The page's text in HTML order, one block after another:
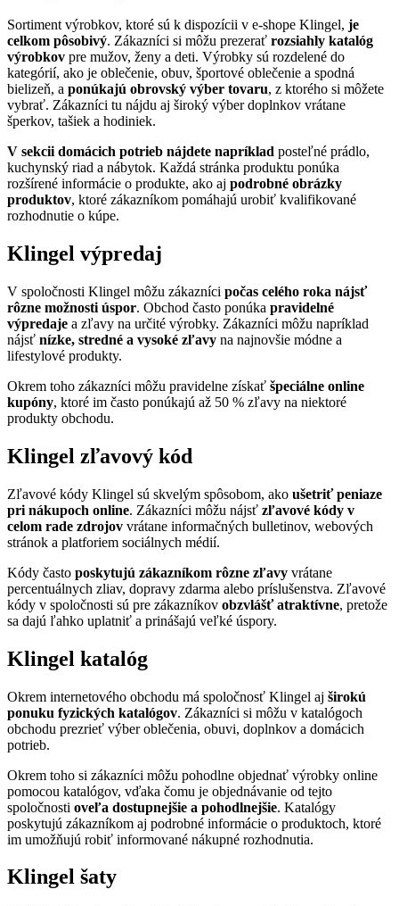
Sortiment výrobkov, ktoré sú k dispozícii v e-shope Klingel, je
celkom pôsobivý. Zákazníci si môžu prezerať rozsiahly katalóg
výrobkov pre mužov, ženy a deti. Výrobky sú rozdelené do
kategórií, ako je oblečenie, obuv, športové oblečenie a spodná
bielizeň, a ponúkajú obrovský výber tovaru, z ktorého si môžete
vybrať. Zákazníci tu nájdu aj široký výber doplnkov vrátane
šperkov, tašiek a hodiniek.
V sekcii domácich potrieb nájdete napríklad posteľné prádlo,
kuchynský riad a nábytok. Každá stránka produktu ponúka
rozšírené informácie o produkte, ako aj podrobné obrázky
produktov, ktoré zákazníkom pomáhajú urobiť kvalifikované
rozhodnutie o kúpe.
Klingel výpredaj
V spoločnosti Klingel môžu zákazníci počas celého roka nájsť
rôzne možnosti úspor. Obchod často ponúka pravidelné
výpredaje a zľavy na určité výrobky. Zákazníci môžu napríklad
nájsť nízke, stredné a vysoké zľavy na najnovšie módne a
lifestylové produkty.
Okrem toho zákazníci môžu pravidelne získať špeciálne online
kupóny, ktoré im často ponúkajú až 50 % zľavy na niektoré
produkty obchodu.
Klingel zľavový kód
Zľavové kódy Klingel sú skvelým spôsobom, ako ušetriť peniaze
pri nákupoch online. Zákazníci môžu nájsť zľavové kódy v
celom rade zdrojov vrátane informačných bulletinov, webových
stránok a platforiem sociálnych médií.
Kódy často poskytujú zákazníkom rôzne zľavy vrátane
percentuálnych zliav, dopravy zdarma alebo príslušenstva. Zľavové
kódy v spoločnosti sú pre zákazníkov obzvlášť atraktívne, pretože
sa dajú ľahko uplatniť a prinášajú veľké úspory.
Klingel katalóg
Okrem internetového obchodu má spoločnosť Klingel aj širokú
ponuku fyzických katalógov. Zákazníci si môžu v katalógoch
obchodu prezrieť výber oblečenia, obuvi, doplnkov a domácich
potrieb.
Okrem toho si zákazníci môžu pohodlne objednať výrobky online
pomocou katalógov, vďaka čomu je objednávanie od tejto
spoločnosti oveľa dostupnejšie a pohodlnejšie. Katalógy
poskytujú zákazníkom aj podrobné informácie o produktoch, ktoré
im umožňujú robiť informované nákupné rozhodnutia.
Klingel šaty